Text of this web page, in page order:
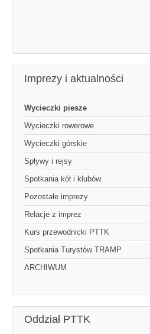
Imprezy i aktualności
Wycieczki piesze
Wycieczki rowerowe
Wycieczki górskie
Spływy i rejsy
Spotkania kół i klubów
Pozostałe imprezy
Relacje z imprez
Kurs przewodnicki PTTK
Spotkania Turystów TRAMP
ARCHIWUM
Oddział PTTK